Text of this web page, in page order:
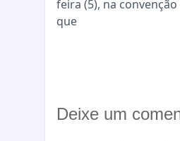
feira (5), na
que
Deixe um